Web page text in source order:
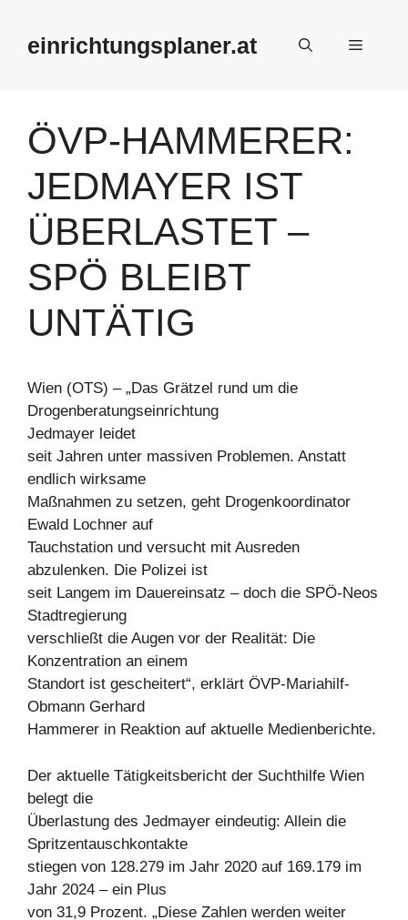
springeneinrichtungsplaner.at Menü
ÖVP-HAMMERER:
JEDMAYER IST
ÜBERLASTET –
SPÖ BLEIBT
UNTÄTIG
Wien (OTS) – „Das Grätzel rund um die
Drogenberatungseinrichtung
Jedmayer leidet
seit Jahren unter massiven Problemen. Anstatt
endlich wirksame
Maßnahmen zu setzen, geht Drogenkoordinator
Ewald Lochner auf
Tauchstation und versucht mit Ausreden
abzulenken. Die Polizei ist
seit Langem im Dauereinsatz – doch die SPÖ-Neos
Stadtregierung
verschließt die Augen vor der Realität: Die
Konzentration an einem
Standort ist gescheitert“, erklärt ÖVP-Mariahilf-
Obmann Gerhard
Hammerer in Reaktion auf aktuelle Medienberichte.
Der aktuelle Tätigkeitsbericht der Suchthilfe Wien
belegt die
Überlastung des Jedmayer eindeutig: Allein die
Spritzentauschkontakte
stiegen von 128.279 im Jahr 2020 auf 169.179 im
Jahr 2024 – ein Plus
von 31,9 Prozent. „Diese Zahlen werden weiter